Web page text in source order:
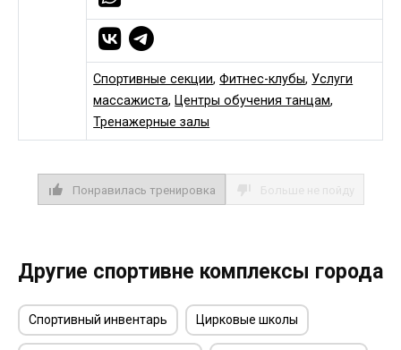
Спортивные секции,Фитнес-клубы,Услуги
массажиста, Центры обучения танцам,
Тренажерные залы
Понравилась тренировка
Другие спортивне комплексы города
Спортивный инвентарь Цирковые школы